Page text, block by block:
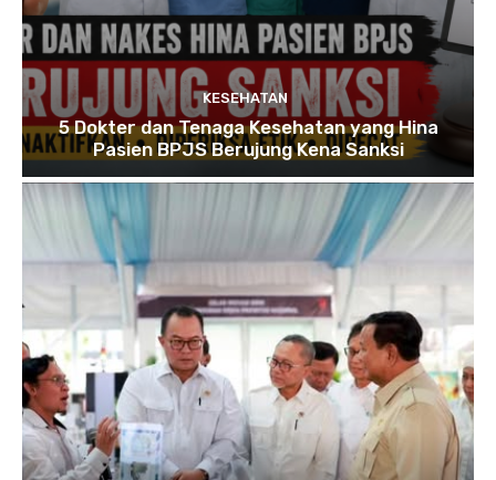
KESEHATAN
5 Dokter dan Tenaga Kesehatan yang Hina
Pasien BPJS Berujung Kena Sanksi